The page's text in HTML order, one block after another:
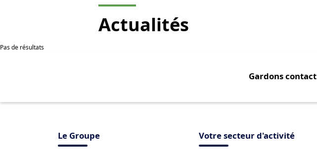
Actualités
Pas de résultats
Gardons contact
Le Groupe Votre secteur d'activité